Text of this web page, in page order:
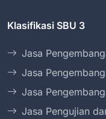
Klasifikasi SBU 3
Jasa
Jasa
Jasa
Jasa Pengujian